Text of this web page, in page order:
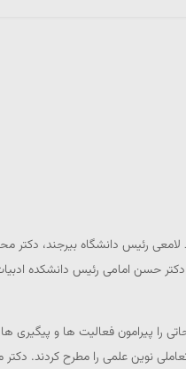
دانشگاه بیرجند، روز یکشنبه 11تیرماه ۱۴۰۲ با
دکتر حسن امامی رئیس دانشکده
پیرامون فعالیت ها و پیگیری
علمی را مطرح کردند. دکتر